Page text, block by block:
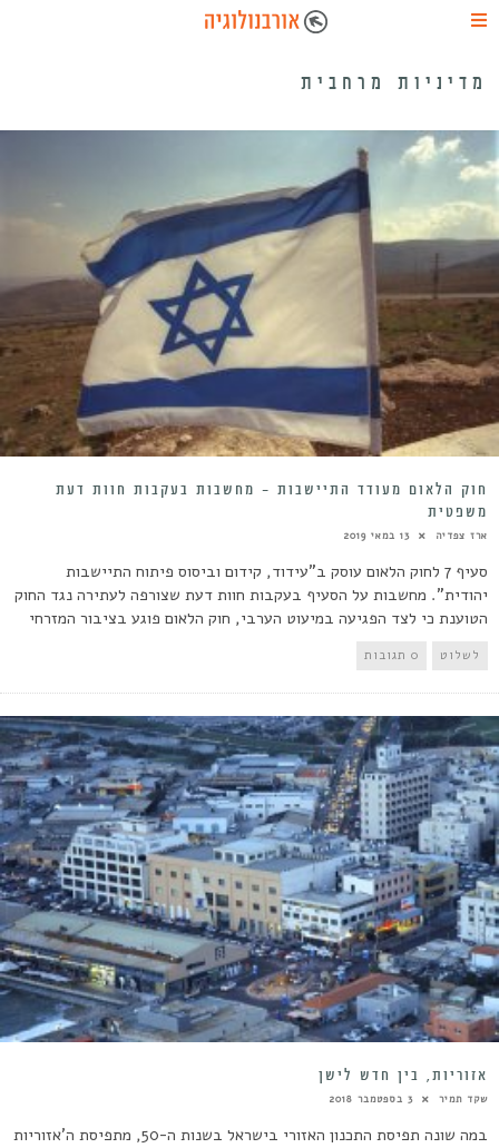
מדיניות מרחבית
חוק הלאום מעודד התיישבות – מחשבות בעקבות חוות דעת
משפטית
ארז צפדיה 13 במאי 2019
סעיף 7 לחוק הלאום עוסק ב"עידוד, קידום וביסוס פיתוח התיישבות
יהודית". מחשבות על הסעיף בעקבות חוות דעת שצורפה לעתירה נגד החוק
הטוענת כי לצד הפגיעה במיעוט הערבי, חוק הלאום פוגע בציבור המזרחי
לשלוט 0 תגובות
אזוריות, בין חדש לישן
שקד תמיר 3 בספטמבר 2018
במה שונה תפיסת התכנון האזורי בישראל בשנות ה-50, מתפיסת ה'אזוריות